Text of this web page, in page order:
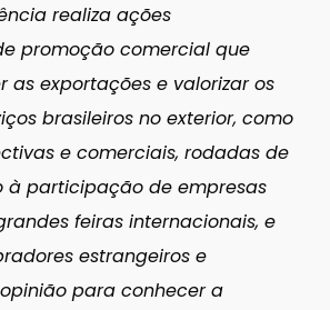
realiza ações
promoção comercial que
as exportações e valorizar os
brasileiros no exterior, como
e comerciais, rodadas de
à participação de empresas
feiras internacionais, e
estrangeiros e
para conhecer a